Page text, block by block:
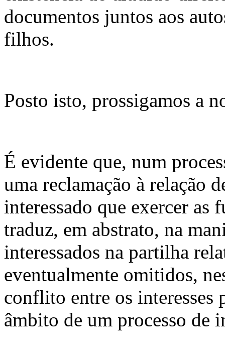
documentos juntos aos
filhos.
Posto isto, prossigamos a
É evidente que, num
uma reclamação à relação
interessado que exercer as
traduz, em abstrato, na
interessados na partilha
eventualmente omitidos,
conflito entre os interesses
âmbito de um processo de